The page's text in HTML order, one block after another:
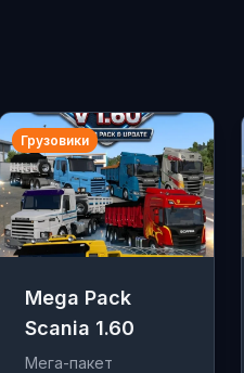
Грузовики
Mega Pack
Scania 1.60
Мега-пакет